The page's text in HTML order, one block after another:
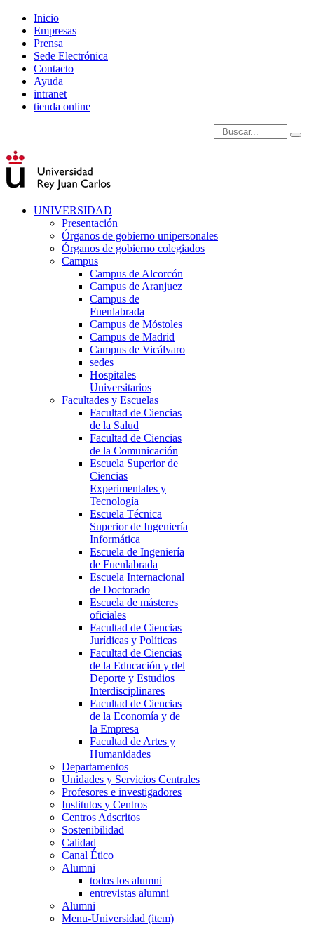
Inicio
Empresas
Prensa
Sede Electrónica
Contacto
Ayuda
intranet
tienda online
Introduce términos de
UNIVERSIDAD
Presentación
Órganos de gobierno unipersonales
Órganos de gobierno colegiados
Campus
Campus de Alcorcón
Campus de Aranjuez
Campus de
Fuenlabrada
Campus de Móstoles
Campus de Madrid
Campus de Vicálvaro
sedes
Hospitales
Universitarios
Facultades y Escuelas
Facultad de Ciencias
de la Salud
Facultad de Ciencias
de la Comunicación
Escuela Superior de
Ciencias
Experimentales y
Tecnología
Escuela Técnica
Superior de Ingeniería
Informática
Escuela de Ingeniería
de Fuenlabrada
Escuela Internacional
de Doctorado
Escuela de másteres
oficiales
Facultad de Ciencias
Jurídicas y Políticas
Facultad de Ciencias
de la Educación y del
Deporte y Estudios
Interdisciplinares
Facultad de Ciencias
de la Economía y de
la Empresa
Facultad de Artes y
Humanidades
Departamentos
Unidades y Servicios Centrales
Profesores e investigadores
Institutos y Centros
Centros Adscritos
Sostenibilidad
Calidad
Canal Ético
Alumni
todos los alumni
entrevistas alumni
Alumni
Menu-Universidad (item)